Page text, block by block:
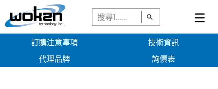
訂購注意事項
技術資訊
代理品牌
詢價表